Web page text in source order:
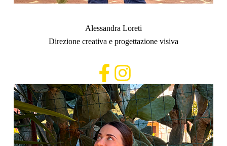
Alessandra Loreti
Direzione creativa e progettazione visiva